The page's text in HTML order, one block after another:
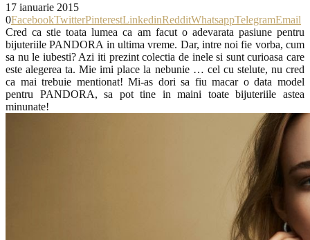
17 ianuarie 2015
0FacebookTwitterPinterestLinkedinRedditWhatsappTelegramEmail
Cred ca stie toata lumea ca am facut o adevarata pasiune pentru
bijuteriile PANDORA in ultima vreme. Dar, intre noi fie vorba, cum
sa nu le iubesti? Azi iti prezint colectia de inele si sunt curioasa care
este alegerea ta. Mie imi place la nebunie … cel cu stelute, nu cred
ca mai trebuie mentionat! Mi-as dori sa fiu macar o data model
pentru PANDORA, sa pot tine in maini toate bijuteriile astea
minunate!